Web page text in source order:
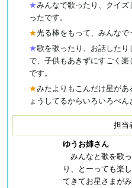
★みんなで歌ったり、クイ
ったです。
★光る棒をもって、みんなで
★歌を歌ったり、お話した
で、子供もあきずにすごく
です。
★みたよりもこんだけ星があ
ょうしてるからいろいろべん
担当
ゆうお姉さん
みんなと歌を歌
り、とーっても楽
てきてお星さまが